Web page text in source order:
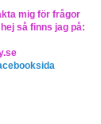
mig för frågor
så finns jag på: